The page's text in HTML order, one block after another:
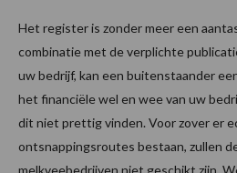
Het register is zonder meer een
combinatie met de verplichte
uw bedrijf, kan een buitenstaander
het financiële wel en wee van uw
dit niet prettig vinden. Voor zover er
ontsnappingsroutes bestaan, zullen
melkveebedrijven niet geschikt zijn.